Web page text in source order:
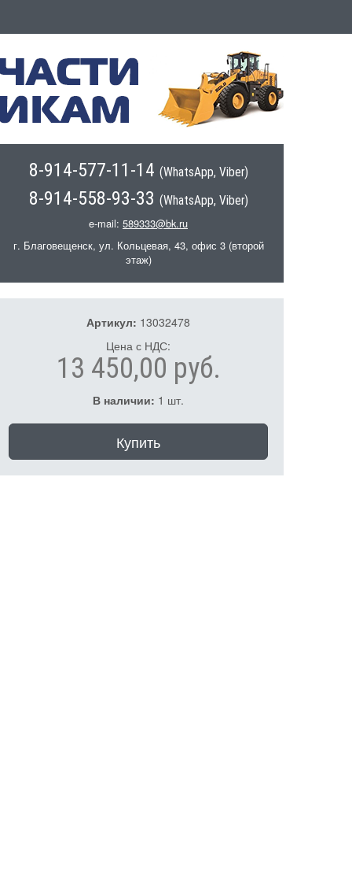
8-914-577-11-14 (WhatsApp, Viber)
8-914-558-93-33 (WhatsApp, Viber)
e-mail: 589333@bk.ru
г. Благовещенск, ул. Кольцевая, 43, офис 3 (второй
этаж)
Артикул: 13032478
Цена с НДС:
13 450,00 руб.
В наличии: 1 шт.
Купить